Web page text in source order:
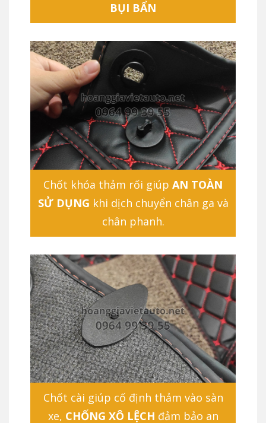
BỤI BẨN
Chốt khóa thảm rối giúp AN TOÀN
SỬ DỤNG khi dịch chuyển chân ga và
chân phanh.
Chốt cài giúp cố định thảm vào sàn
xe, CHỐNG XÔ LỆCH đảm bảo an